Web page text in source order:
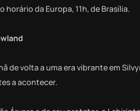
horário da Europa, 11h, de Brasília.
de volta a uma era vibrante em
a acontecer.